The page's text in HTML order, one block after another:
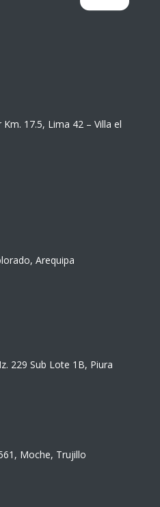
17.5, Lima 42 – Villa el
Arequipa
229 Sub Lote 1B, Piura
Moche, Trujillo